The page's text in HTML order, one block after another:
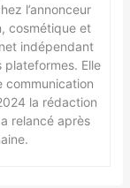
l’annonceur
cosmétique et
indépendant
Elle
communication
la rédaction
relancé après